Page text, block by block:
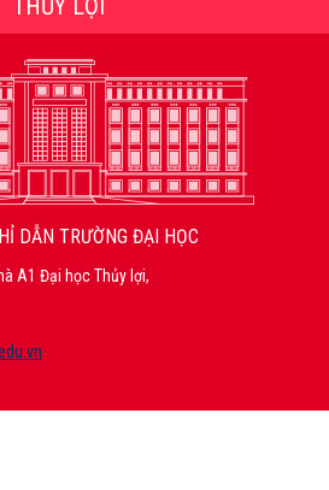
THỦY LỢI
DẪN TRƯỜNG ĐẠI HỌC
A1 Đại học Thủy lợi,